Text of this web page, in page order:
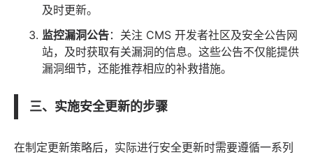
及时更新。
监控漏洞公告：关注 CMS 开发者社区及安全公告网
站，及时获取有关漏洞的信息。这些公告不仅能提供
漏洞细节，还能推荐相应的补救措施。
三、实施安全更新的步骤
在制定更新策略后，实际进行安全更新时需要遵循一系列